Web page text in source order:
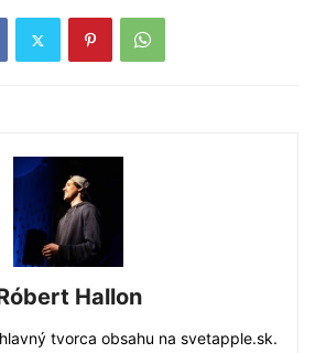
Hallon
tvorca obsahu na svetapple.sk.